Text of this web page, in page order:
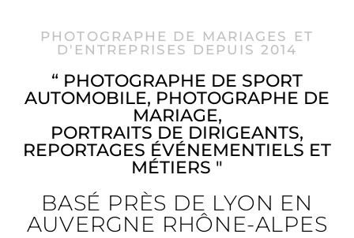
PHOTOGRAPHE DE MARIAGES ET
D'ENTREPRISES DEPUIS 2014
“ PHOTOGRAPHE DE SPORT
AUTOMOBILE, PHOTOGRAPHE DE
MARIAGE,
PORTRAITS DE DIRIGEANTS,
REPORTAGES ÉVÉNEMENTIELS ET
MÉTIERS "
BASÉ PRÈS DE LYON EN
AUVERGNE RHÔNE-ALPES